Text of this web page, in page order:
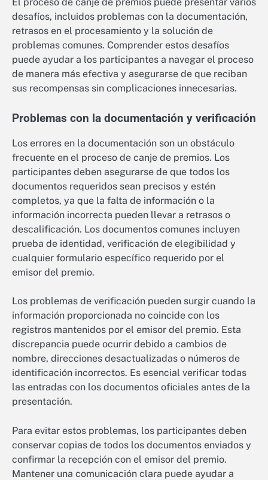
desafíos, incluidos problemas con la documentación,
retrasos en el procesamiento y la solución de
problemas comunes. Comprender estos desafíos
puede ayudar a los participantes a navegar el proceso
de manera más efectiva y asegurarse de que reciban
sus recompensas sin complicaciones innecesarias.
Problemas con la documentación y verificación
Los errores en la documentación son un obstáculo
frecuente en el proceso de canje de premios. Los
participantes deben asegurarse de que todos los
documentos requeridos sean precisos y estén
completos, ya que la falta de información o la
información incorrecta pueden llevar a retrasos o
descalificación. Los documentos comunes incluyen
prueba de identidad, verificación de elegibilidad y
cualquier formulario específico requerido por el
emisor del premio.
Los problemas de verificación pueden surgir cuando la
información proporcionada no coincide con los
registros mantenidos por el emisor del premio. Esta
discrepancia puede ocurrir debido a cambios de
nombre, direcciones desactualizadas o números de
identificación incorrectos. Es esencial verificar todas
las entradas con los documentos oficiales antes de la
presentación.
Para evitar estos problemas, los participantes deben
conservar copias de todos los documentos enviados y
confirmar la recepción con el emisor del premio.
Mantener una comunicación clara puede ayudar a